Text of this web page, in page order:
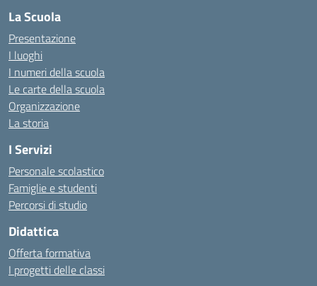
La Scuola
Presentazione
I luoghi
I numeri della scuola
Le carte della scuola
Organizzazione
La storia
I Servizi
Personale scolastico
Famiglie e studenti
Percorsi di studio
Didattica
Offerta formativa
I progetti delle classi